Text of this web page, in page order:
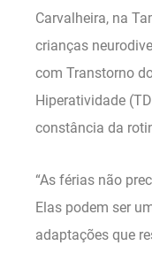
Carvalheira, na
crianças
com Transtorno
Hiperatividade
constância da
“As férias não
Elas podem ser
adaptações que